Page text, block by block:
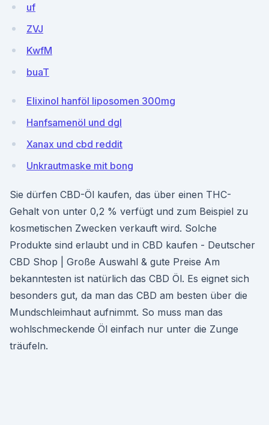
uf
ZVJ
KwfM
buaT
Elixinol hanföl liposomen 300mg
Hanfsamenöl und dgl
Xanax und cbd reddit
Unkrautmaske mit bong
Sie dürfen CBD-Öl kaufen, das über einen THC-
Gehalt von unter 0,2 % verfügt und zum Beispiel zu
kosmetischen Zwecken verkauft wird. Solche
Produkte sind erlaubt und in CBD kaufen - Deutscher
CBD Shop | Große Auswahl & gute Preise Am
bekanntesten ist natürlich das CBD Öl. Es eignet sich
besonders gut, da man das CBD am besten über die
Mundschleimhaut aufnimmt. So muss man das
wohlschmeckende Öl einfach nur unter die Zunge
träufeln.